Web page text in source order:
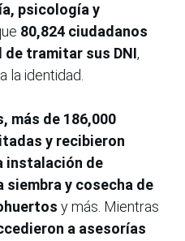
psicología y
80,824 ciudadanos
tramitar sus DNI,
la identidad.
más de 186,000
y recibieron
instalación de
siembra y cosecha de
y más. Mientras
a asesorías